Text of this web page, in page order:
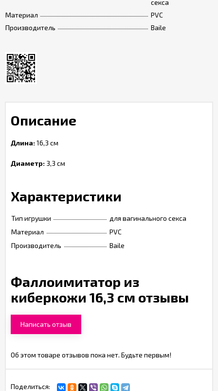
секса
Материал
PVC
Производитель
Baile
Описание
Длина:16,3 см
Диаметр: 3,3 см
Характеристики
Тип игрушки
для вагинального секса
Материал
PVC
Производитель
Baile
Фаллоимитатор из
киберкожи 16,3 см отзывы
Написать отзыв
Об этом товаре отзывов пока нет. Будьте первым!
Поделиться: